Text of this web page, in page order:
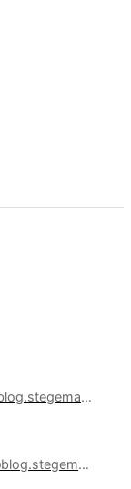
@STEGEMANN_Gartentechnik@blog.stegemann.de
@STEGEMANN_Maschinenbau@blog.stegemann.de